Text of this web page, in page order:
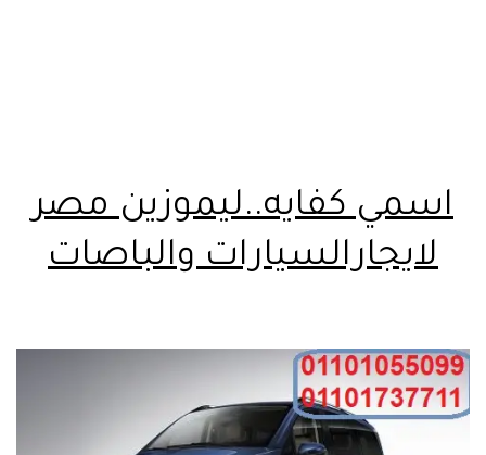
اسمي كفايه..ليموزين مصر
لايجارالسيارات والباصات